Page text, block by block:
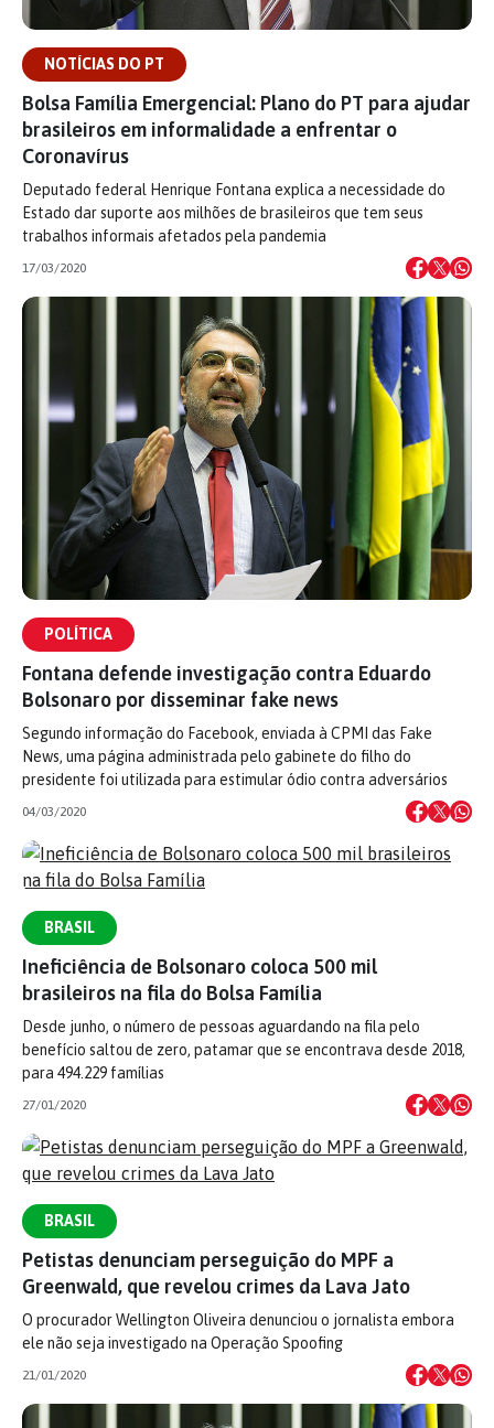
NOTÍCIAS DO PT
Bolsa Família Emergencial: Plano do PT para ajudar
brasileiros em informalidade a enfrentar o
Coronavírus
Deputado federal Henrique Fontana explica a necessidade do
Estado dar suporte aos milhões de brasileiros que tem seus
trabalhos informais afetados pela pandemia
17/03/2020
POLÍTICA
Fontana defende investigação contra Eduardo
Bolsonaro por disseminar fake news
Segundo informação do Facebook, enviada à CPMI das Fake
News, uma página administrada pelo gabinete do filho do
presidente foi utilizada para estimular ódio contra adversários
04/03/2020
BRASIL
Ineficiência de Bolsonaro coloca 500 mil
brasileiros na fila do Bolsa Família
Desde junho, o número de pessoas aguardando na fila pelo
benefício saltou de zero, patamar que se encontrava desde 2018,
para 494.229 famílias
27/01/2020
BRASIL
Petistas denunciam perseguição do MPF a
Greenwald, que revelou crimes da Lava Jato
O procurador Wellington Oliveira denunciou o jornalista embora
ele não seja investigado na Operação Spoofing
21/01/2020